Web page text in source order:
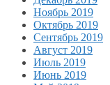
Ноябрь 2019
Октябрь 2019
Сентябрь 2019
Август 2019
Июль 2019
Июнь 2019